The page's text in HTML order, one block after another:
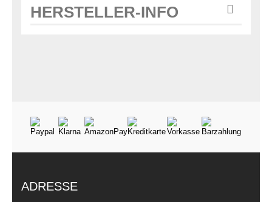
HERSTELLER-INFO
ADRESSE